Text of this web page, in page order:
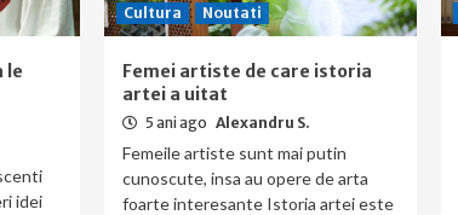
le
idei
Cultura Noutati
Femei artiste de care istoria
artei a uitat
5 ani ago Alexandru S.
Femeile artiste sunt mai putin
cunoscute, insa au opere de arta
foarte interesante Istoria artei este